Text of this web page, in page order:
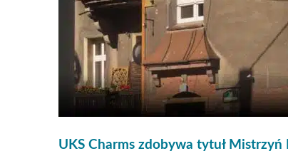
UKS Charms zdobywa tytuł